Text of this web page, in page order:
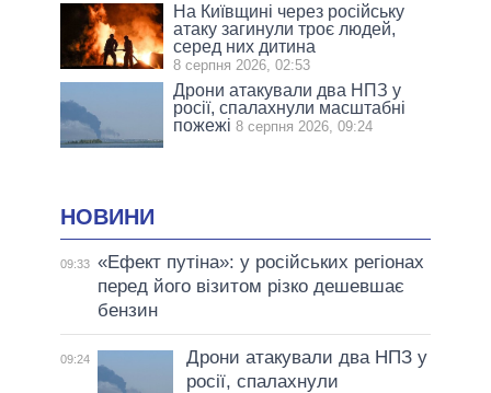
На Київщині через російську
атаку загинули троє людей,
серед них дитина
8 серпня 2026, 02:53
Дрони атакували два НПЗ у
росії, спалахнули масштабні
пожежі 8 серпня 2026, 09:24
НОВИНИ
09:33 «Ефект путіна»: у російських регіонах
перед його візитом різко дешевшає
бензин
09:24
Дрони атакували два НПЗ у
росії, спалахнули